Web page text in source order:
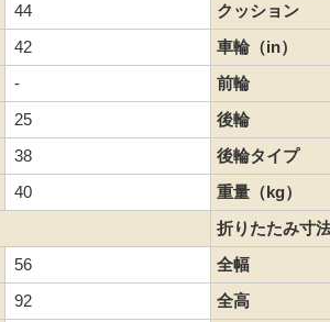
44
クッション
42
車輪（in）
-
前輪
25
後輪
38
後輪タイプ
40
重量（kg）
折りたたみ寸
56
全幅
92
全高